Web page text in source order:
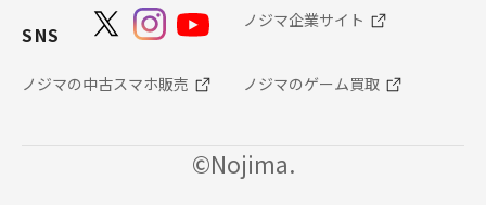
SNS
ノジマ企業サイト
ノジマの中古スマホ販売 ノジマのゲーム買取
©Nojima.